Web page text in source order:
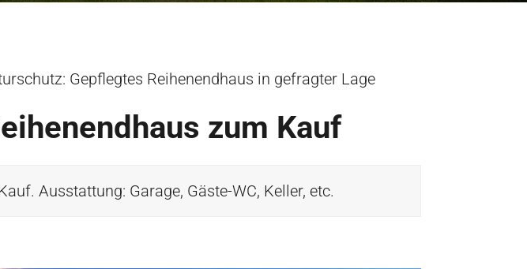
Gepflegtes Reihenendhaus in gefragter Lage
zum Kauf
Ausstattung: Garage, Gäste-WC, Keller, etc.